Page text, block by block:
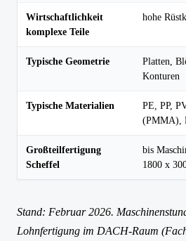
Wirtschaftlichkeit
komplexe Teile
hohe
Typische Geometrie
Platten,
Konturen
Typische Materialien
PE, PP,
(PMMA),
Großteilfertigung
Scheffel
bis
1800 x
Stand: Februar 2026.
Lohnfertigung im DACH-Raum